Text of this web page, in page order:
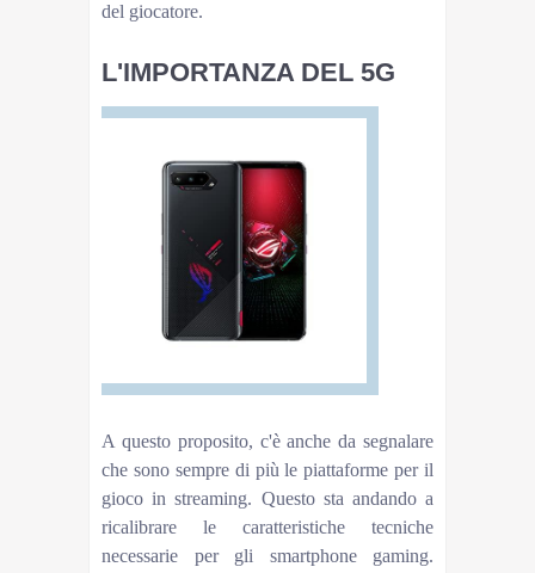
del giocatore.
L'IMPORTANZA DEL 5G
A questo proposito, c'è anche da segnalare
che sono sempre di più le piattaforme per il
gioco in streaming. Questo sta andando a
ricalibrare le caratteristiche tecniche
necessarie per gli smartphone gaming.